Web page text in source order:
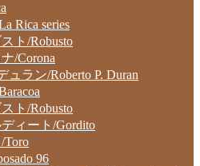
Rica series
ト/Robusto
/Corona
ュラン/Roberto P. Duran
ト/Robusto
ィート/Gordito
/Toro
96